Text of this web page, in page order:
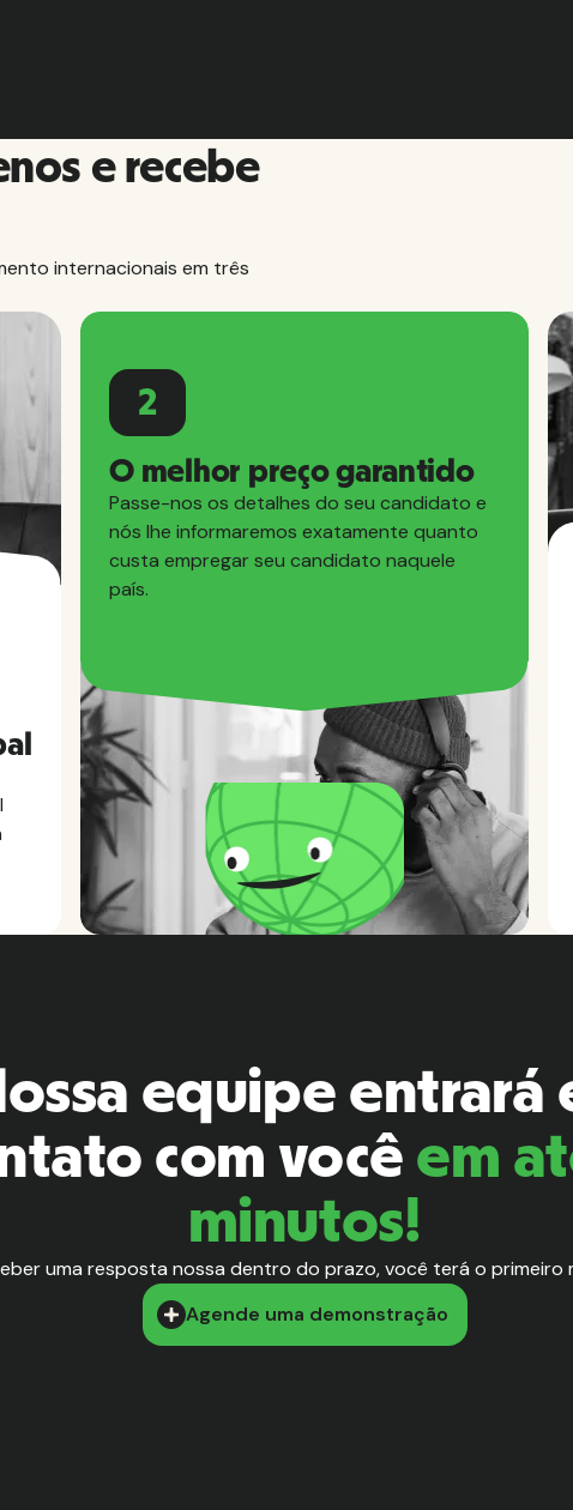
e recebe
internacionais em três
2
O melhor preço garantido
Passe-nos os detalhes do seu candidato e
nós lhe informaremos exatamente quanto
custa empregar seu candidato naquele
país.
equipe entrará
com você em
minutos!
uma resposta nossa dentro do prazo, você terá o primeiro
Agende uma demonstração